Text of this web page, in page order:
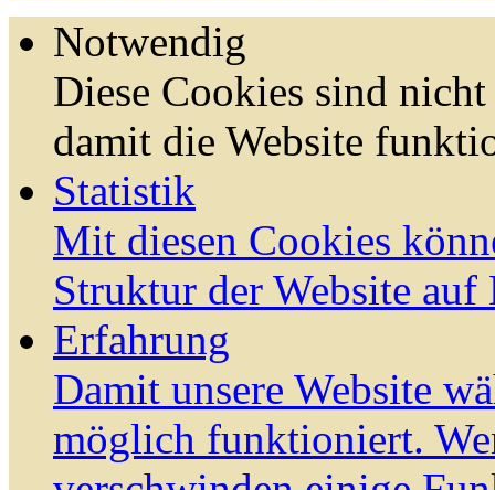
Notwendig
Diese Cookies sind
damit die Website
Statistik
Mit diesen Cookies
Struktur der Website auf
Erfahrung
Damit unsere Website
möglich funktioniert.